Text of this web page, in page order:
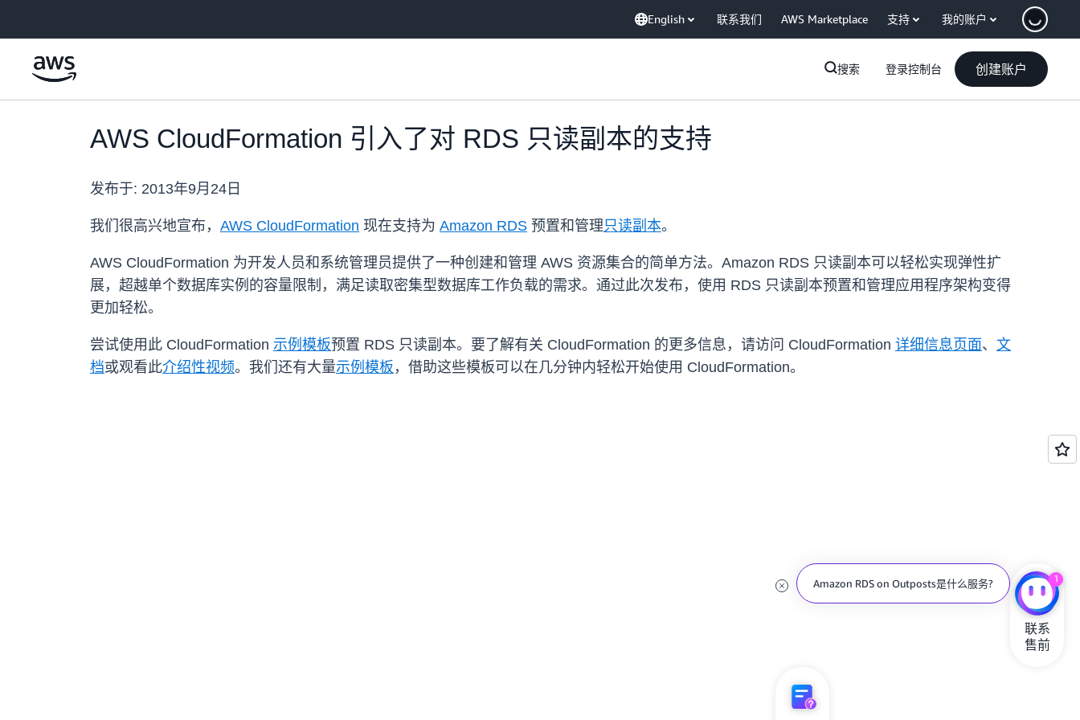
English 联系我们 AWS Marketplace 支持 我的账户
搜索 登录控制台 创建账户
AWS CloudFormation 引入了对 RDS 只读副本的支持
发布于: 2013年9月24日
我们很高兴地宣布， AWS CloudFormation 现在支持为 Amazon RDS 预置和管理只读副本。
AWS CloudFormation 为开发人员和系统管理员提供了一种创建和管理 AWS 资源集合的简单方法。Amazon RDS 只读副本可以轻松实现弹性扩
展，超越单个数据库实例的容量限制，满足读取密集型数据库工作负载的需求。通过此次发布，使用 RDS 只读副本预置和管理应用程序架构变得
更加轻松。
尝试使用此 CloudFormation 示例模板预置 RDS 只读副本。要了解有关 CloudFormation 的更多信息，请访问 CloudFormation 详细信息页面、 文
档或观看此介绍性视频。我们还有大量示例模板 ，借助这些模板可以在几分钟内轻松开始使用 CloudFormation。
Amazon RDS on Outposts是什么服务? 1
联系
售前